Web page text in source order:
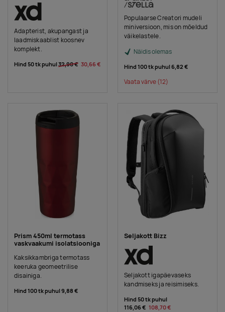
Adapterist, akupangast ja
laadmiskaablist koosnev
komplekt.
Hind 50 tk puhul32,90 € 30,66 €
Populaarse Creatori mudeli
miniversioon, mis on mõeldud
väikelastele.
Näidis olemas
Hind 100 tk puhul6,82 €
Vaata värve(12)
Prism 450ml termotass
vaskvaakumi isolatsiooniga
Kaksikkambriga termotass
keeruka geomeetrilise
disainiga.
Hind 100 tk puhul9,88 €
Seljakott Bizz
Seljakott igapäevaseks
kandmiseks ja reisimiseks.
Hind 50 tk puhul
116,06 € 108,70 €